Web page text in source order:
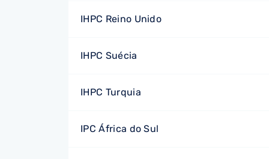
IHPC Reino Unido
IHPC Suécia
IHPC Turquia
IPC África do Sul